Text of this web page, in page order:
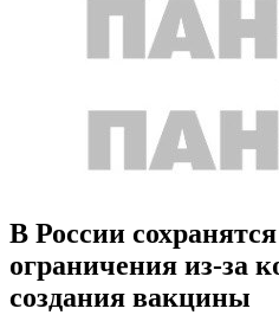
В России
ограничения из-за
создания вакцины